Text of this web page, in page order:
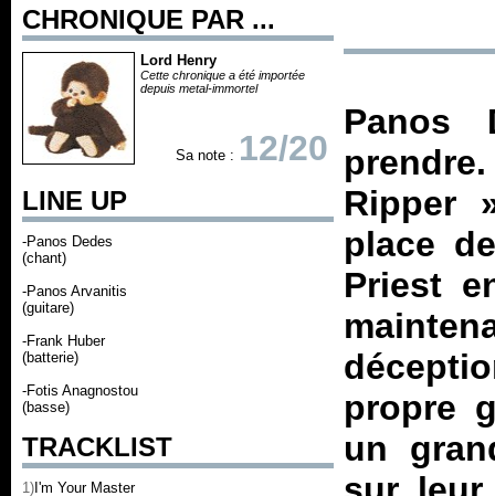
CHRONIQUE PAR ...
Lord Henry
Cette chronique a été importée
depuis metal-immortel
Sa note : 12/20
LINE UP
-Panos Dedes
(chant)
-Panos Arvanitis
(guitare)
-Frank Huber
(batterie)
-Fotis Anagnostou
(basse)
TRACKLIST
1) I'm Your Master
Panos
Ripper
place
Priest
propre
un